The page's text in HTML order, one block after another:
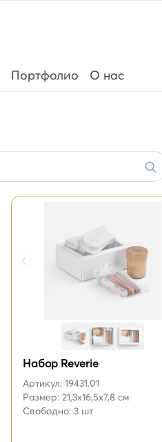
Портфолио О нас
Набор Reverie
Артикул: 19431.01
Размер: 21,3х16,5х7,8 см
Свободно: 3 шт